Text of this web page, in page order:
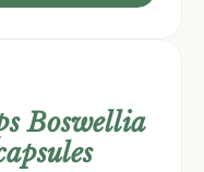
Boswellia